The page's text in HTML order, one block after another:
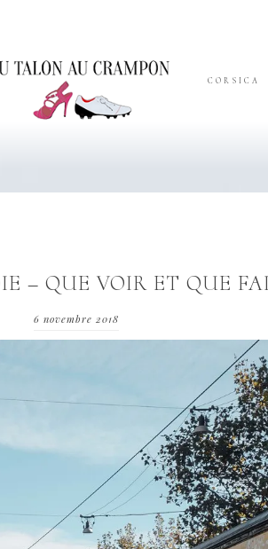
CORSICA
– QUE VOIR ET QUE
6 novembre 2018